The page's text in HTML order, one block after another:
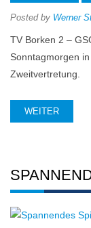
Posted by Werner
TV Borken 2 –
Sonntagmorgen
Zweitvertretung.
WEITER